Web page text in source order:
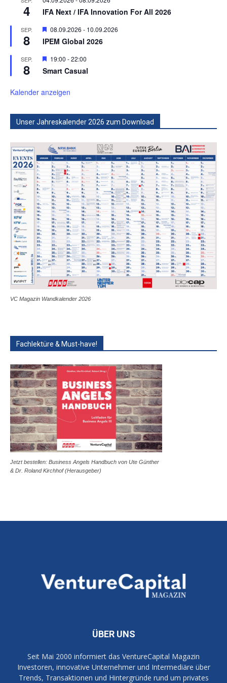
4 IFA Next / IFA Innovation For All 2026
SEP.
8
Hervorgehoben
08.09.2026 - 10.09.2026
IPEM Global 2026
SEP.
8
Hervorgehoben
19:00 -22:00
Smart Casual
Kalender anzeigen
Unser Jahreskalender 2026 zum Download
VC Magazin Wandkalender 2026
Fachlektüre & Must-have!
Jetzt bestellen: Business Angels Handbuch von Ute Günther
& Dr. Roland Kirchhof (Herausgeber)
ÜBER UNS
Seit Mai 2000 informiert das VentureCapital Magazin
Investoren, innovative Unternehmer und Intermediäre über
Trends, Transaktionen und Hintergründe rund um privates